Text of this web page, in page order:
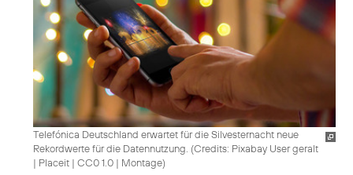
Telefónica Deutschland erwartet für die Silvesternacht neue
Rekordwerte für die Datennutzung. (Credits: Pixabay User geralt
| Placeit | CC0 1.0 | Montage)